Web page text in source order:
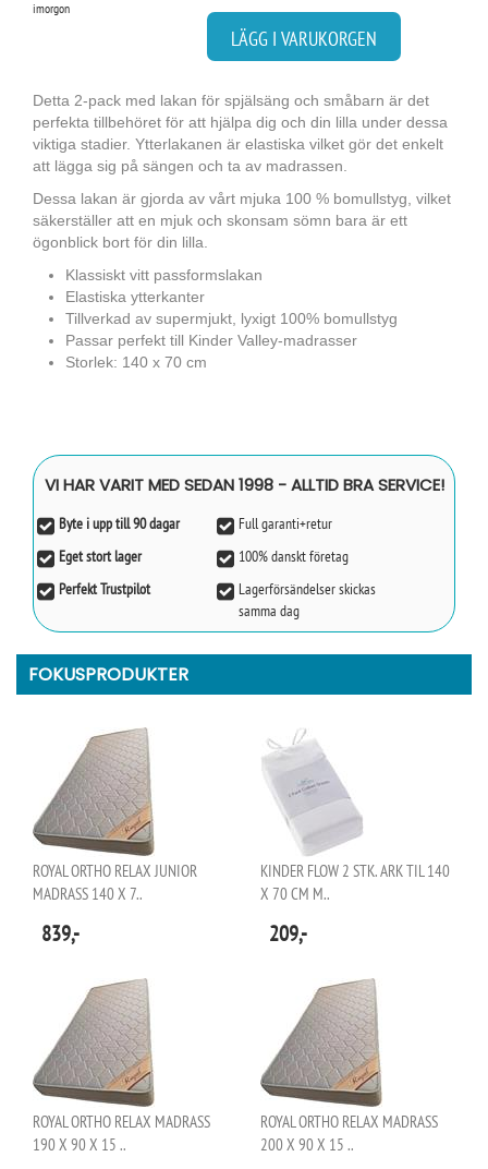
imorgon
LÄGG I VARUKORGEN
Detta 2-pack med lakan för spjälsäng och småbarn är det
perfekta tillbehöret för att hjälpa dig och din lilla under dessa
viktiga stadier. Ytterlakanen är elastiska vilket gör det enkelt
att lägga sig på sängen och ta av madrassen.
Dessa lakan är gjorda av vårt mjuka 100 % bomullstyg, vilket
säkerställer att en mjuk och skonsam sömn bara är ett
ögonblick bort för din lilla.
Klassiskt vitt passformslakan
Elastiska ytterkanter
Tillverkad av supermjukt, lyxigt 100% bomullstyg
Passar perfekt till Kinder Valley-madrasser
Storlek: 140 x 70 cm
VI HAR VARIT MED SEDAN 1998 - ALLTID BRA SERVICE!
Byte i upp till 90 dagar
Full garanti+retur
Eget stort lager
100% danskt företag
Perfekt Trustpilot
Lagerförsändelser skickas
samma dag
FOKUSPRODUKTER
ROYAL ORTHO RELAX JUNIOR
MADRASS 140 X 7..
839,-
KINDER FLOW 2 STK. ARK TIL 140
X 70 CM M..
209,-
ROYAL ORTHO RELAX MADRASS
190 X 90 X 15 ..
ROYAL ORTHO RELAX MADRASS
200 X 90 X 15 ..